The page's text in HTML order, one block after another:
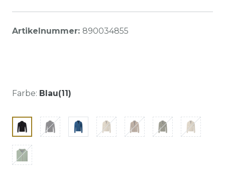
Artikelnummer: 890034855
Farbe: Blau(11)